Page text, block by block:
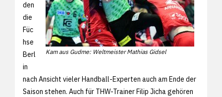
Kam aus Gudme: Weltmeister Mathias Gidsel
den
die
Füc
hse
Berl
in
nach Ansicht vieler Handball-Experten auch am Ende der
Saison stehen. Auch für THW-Trainer Filip Jicha gehören